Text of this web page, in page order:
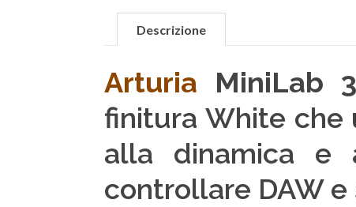
Descrizione
Arturia MiniLab
finitura White che
alla dinamica e
controllare DAW